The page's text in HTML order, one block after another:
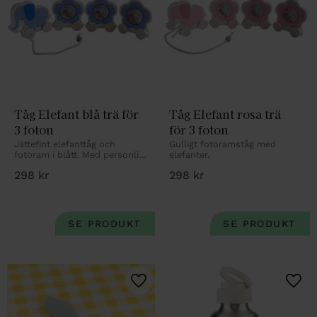
Tåg Elefant blå trä för
3 foton
Jättefint elefanttåg och
fotoram i blått. Med personlig
298 kr
Tåg Elefant rosa trä
för 3 foton
Gulligt fotoramståg med
elefanter.
298 kr
Lägg till i favoriter